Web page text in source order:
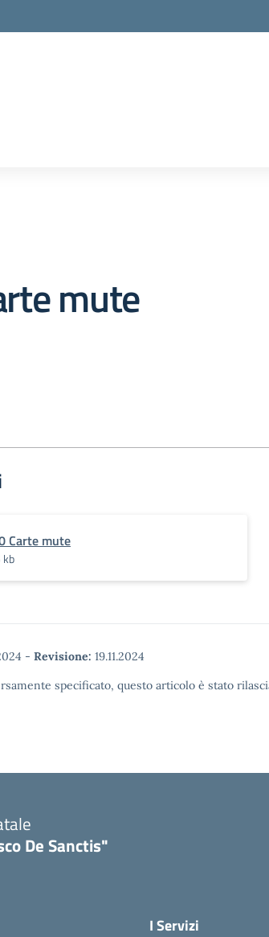
mute
Carte mute
kb
- Revisione: 19.11.2024
specificato, questo articolo è stato
De Sanctis"
I Servizi